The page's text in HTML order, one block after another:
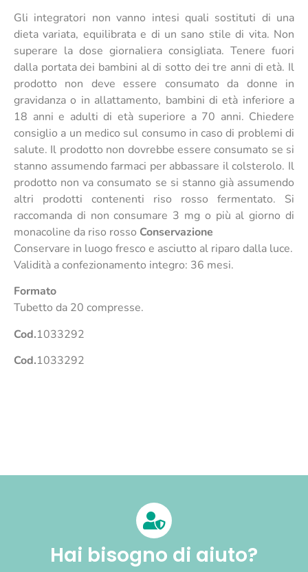
Gli integratori non vanno intesi quali sostituti di una
dieta variata, equilibrata e di un sano stile di vita. Non
superare la dose giornaliera consigliata. Tenere fuori
dalla portata dei bambini al di sotto dei tre anni di età. Il
prodotto non deve essere consumato da donne in
gravidanza o in allattamento, bambini di età inferiore a
18 anni e adulti di età superiore a 70 anni. Chiedere
consiglio a un medico sul consumo in caso di problemi di
salute. Il prodotto non dovrebbe essere consumato se si
stanno assumendo farmaci per abbassare il colsterolo. Il
prodotto non va consumato se si stanno già assumendo
altri prodotti contenenti riso rosso fermentato. Si
raccomanda di non consumare 3 mg o più al giorno di
monacoline da riso rosso Conservazione
Conservare in luogo fresco e asciutto al riparo dalla luce.
Validità a confezionamento integro: 36 mesi.
Formato
Tubetto da 20 compresse.
Cod.1033292
Cod.1033292
Hai bisogno di aiuto?